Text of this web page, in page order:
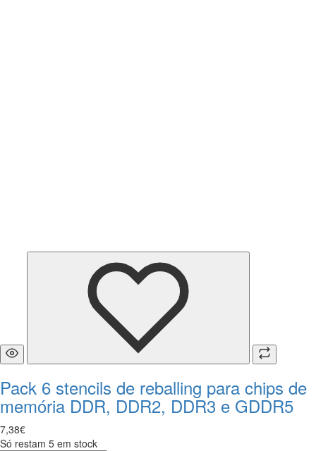
Pack 6 stencils de reballing para chips de
memória DDR, DDR2, DDR3 e GDDR5
7,38€
Só restam 5 em stock